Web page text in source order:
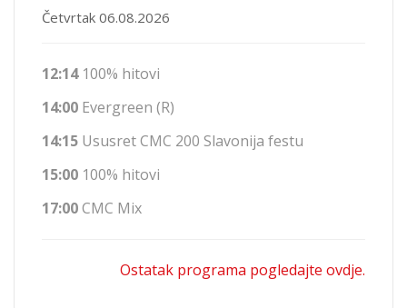
Četvrtak 06.08.2026
12:14100% hitovi
14:00 Evergreen (R)
14:15 Ususret CMC 200 Slavonija festu
15:00 100% hitovi
17:00CMC Mix
Ostatak programa pogledajte ovdje.